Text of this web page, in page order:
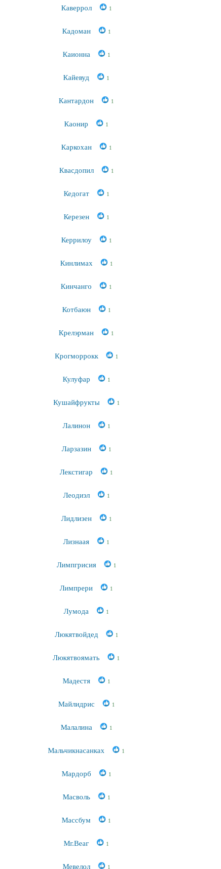
Каверрол 1
Кадоман 1
Каионна 1
Кайевуд 1
Кантардон 1
Каонир 1
Каркохан 1
Квасдопил 1
Кедогат 1
Керезен 1
Керрилоу 1
Кинлимах 1
Кинчанго 1
Котбаюн 1
Крелэрман 1
Крогморрокк 1
Кулуфар 1
Кушайфрукты 1
Лалинон 1
Ларзазин 1
Лекстигар 1
Леодиэл 1
Лидлизен 1
Лизнаая 1
Лимпгрисия 1
Лимпрери 1
Лумода 1
Люкятвойдед 1
Люкятвоямать 1
Мадестя 1
Майлидрис 1
Малалина 1
Мальчикнасанках 1
Мардорб 1
Масволь 1
Массбум 1
Мг.Веаг 1
Мевелол 1